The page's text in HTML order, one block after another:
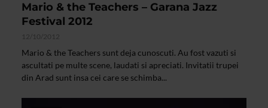
Mario & the Teachers – Garana Jazz
Festival 2012
12/10/2012
Mario & the Teachers sunt deja cunoscuti. Au fost vazuti si
ascultati pe multe scene, laudati si apreciati. Invitatii trupei
din Arad sunt insa cei care se schimba...